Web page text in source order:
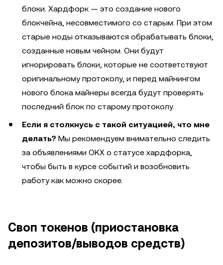
блоки. Хардфорк — это создание нового
блокчейна, несовместимого со старым. При этом
старые ноды отказываются обрабатывать блоки,
созданные новым чейном. Они будут
игнорировать блоки, которые не соответствуют
оригинальному протоколу, и перед майнингом
нового блока майнеры всегда будут проверять
последний блок по старому протоколу.
Если я столкнусь с такой ситуацией, что мне
делать? Мы рекомендуем внимательно следить
за объявлениями OKX о статусе хардфорка,
чтобы быть в курсе событий и возобновить
работу как можно скорее.
Своп токенов (приостановка
депозитов/выводов средств)